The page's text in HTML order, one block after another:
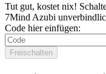
Tut gut, kostet nix!
7Mind Azubi
Code hier einfügen:
Freischalten